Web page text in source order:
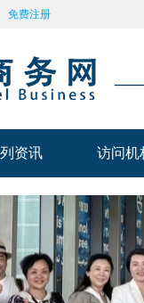
免费注册
——
资讯
列资讯
访问机
访问机